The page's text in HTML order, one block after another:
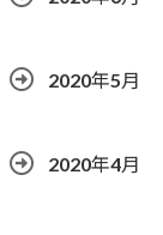
2020年5月
2020年4月